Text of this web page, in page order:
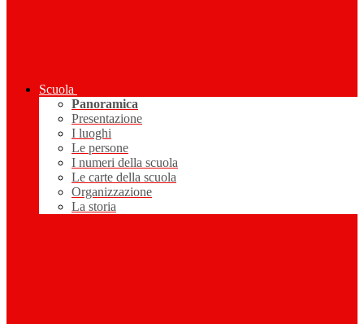
Scuola
Panoramica
Presentazione
I luoghi
Le persone
I numeri della scuola
Le carte della scuola
Organizzazione
La storia